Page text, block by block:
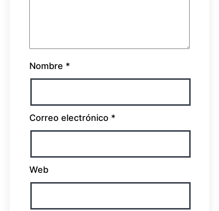
Nombre *
Correo electrónico *
Web